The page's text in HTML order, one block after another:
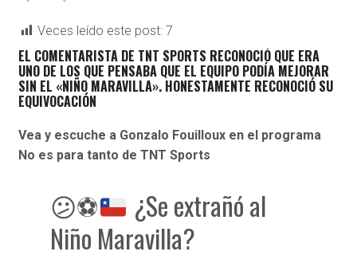
Veces leído este post: 7
EL COMENTARISTA DE TNT SPORTS RECONOCIÓ QUE ERA
UNO DE LOS QUE PENSABA QUE EL EQUIPO PODÍA MEJORAR
SIN EL «NIÑO MARAVILLA». HONESTAMENTE RECONOCIÓ SU
EQUIVOCACIÓN
Vea y escuche a Gonzalo Fouilloux en el programa
No es para tanto de TNT Sports
😕⚽
¿Se extrañó al
Niño Maravilla?